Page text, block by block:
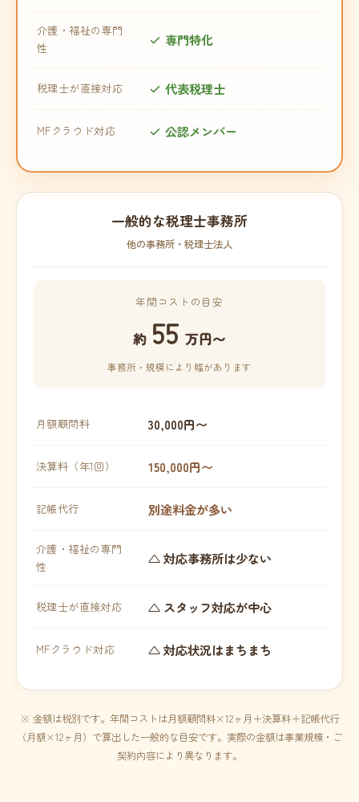
介護・福祉の専門
性
専門特化
税理士が直接対応 代表税理士
MFクラウド対応 公認メンバー
一般的な税理士事務所
他の事務所・税理士法人
年間コストの目安
約 55 万円〜
事務所・規模により幅があります
月額顧問料 30,000円〜
決算料（年1回） 150,000円〜
記帳代行 別途料金が多い
介護・福祉の専門
性
△ 対応事務所は少ない
税理士が直接対応 △ スタッフ対応が中心
MFクラウド対応 △ 対応状況はまちまち
※ 金額は税別です。年間コストは月額顧問料×12ヶ月＋決算料＋記帳代行
（月額×12ヶ月）で算出した一般的な目安です。実際の金額は事業規模・ご
契約内容により異なります。